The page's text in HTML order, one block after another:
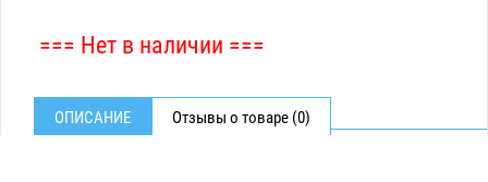
=== Нет в наличии ===
ОПИСАНИЕ Отзывы о товаре (0)